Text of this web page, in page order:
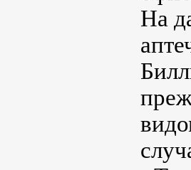
На